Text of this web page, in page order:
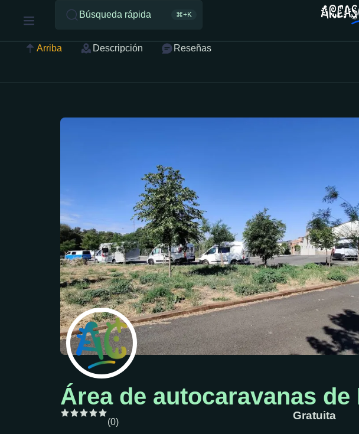
Búsqueda rápida ⌘+K
Arriba Descripción Reseñas
Área de autocaravanas de
(0) Gratuita